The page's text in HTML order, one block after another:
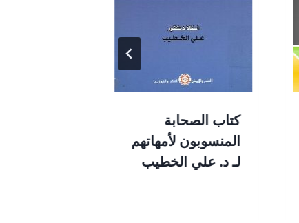
كتاب الصحابة
المنسوبون لأمهاتهم
لـ د. علي الخطيب